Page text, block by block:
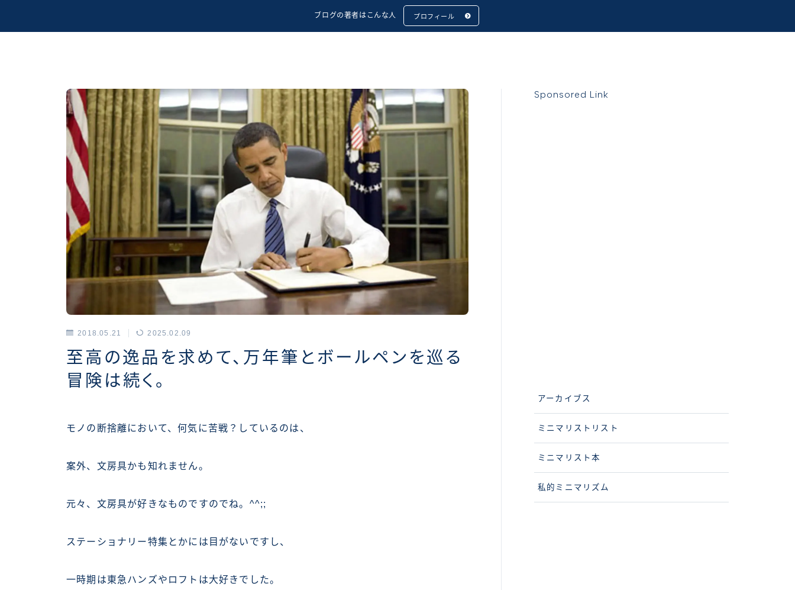
ブログの著者はこんな人 プロフィール
2018.05.21 2025.02.09
至高の逸品を求めて、万年筆とボールペンを巡る
冒険は続く。
モノの断捨離において、何気に苦戦？しているのは、
案外、文房具かも知れません。
元々、文房具が好きなものですのでね。^^;;
ステーショナリー特集とかには目がないですし、
一時期は東急ハンズやロフトは大好きでした。
Sponsored Link
アーカイブス
ミニマリストリスト
ミニマリスト本
私的ミニマリズム